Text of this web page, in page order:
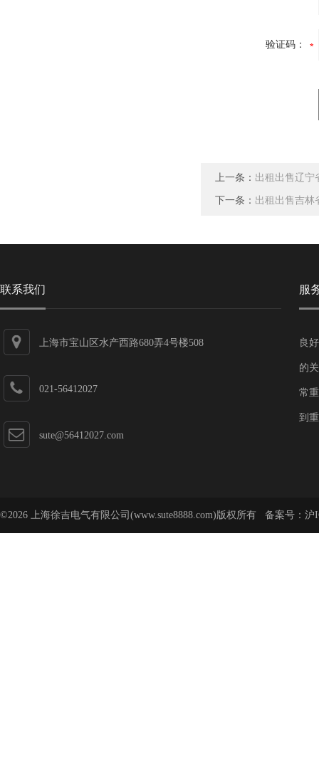
验证码：
上一条： 出租出售辽宁
下一条： 出租出售吉林
联系我们
上海市宝山区水产西路680弄4号楼508
021-56412027
sute@56412027.com
服
良
的
常
到
©2026 上海徐吉电气有限公司(www.sute8888.com)版权所有 备案号： 沪